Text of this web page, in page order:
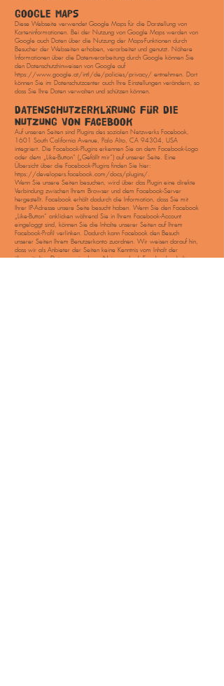
GOOGLE MAPS
Diese Webseite verwendet Google Maps für die Darstellung von
Karteninformationen. Bei der Nutzung von Google Maps werden von
Google auch Daten über die Nutzung der Maps-Funktionen durch
Besucher der Webseiten erhoben, verarbeitet und genutzt. Nähere
Informationen über die Datenverarbeitung durch Google können Sie
den Datenschutzhinweisen von Google auf
https://www.google.at/intl/de/policies/privacy/ entnehmen. Dort
können Sie im Datenschutzcenter auch Ihre Einstellungen verändern, so
dass Sie Ihre Daten verwalten und schützen können.
DATENSCHUTZERKLÄRUNG FÜR DIE
NUTZUNG VON FACEBOOK
Auf unseren Seiten sind Plugins des sozialen Netzwerks Facebook,
1601 South California Avenue, Palo Alto, CA 94304, USA
integriert. Die Facebook-Plugins erkennen Sie an dem Facebook-Logo
oder dem „Like-Button“ („Gefällt mir“) auf unserer Seite. Eine
Übersicht über die Facebook-Plugins finden Sie hier:
https://developers.facebook.com/docs/plugins/.
Wenn Sie unsere Seiten besuchen, wird über das Plugin eine direkte
Verbindung zwischen Ihrem Browser und dem Facebook-Server
hergestellt. Facebook erhält dadurch die Information, dass Sie mit
Ihrer IP-Adresse unsere Seite besucht haben. Wenn Sie den Facebook
„Like-Button“ anklicken während Sie in Ihrem Facebook-Account
eingeloggt sind, können Sie die Inhalte unserer Seiten auf Ihrem
Facebook-Profil verlinken. Dadurch kann Facebook den Besuch
unserer Seiten Ihrem Benutzerkonto zuordnen. Wir weisen darauf hin,
dass wir als Anbieter der Seiten keine Kenntnis vom Inhalt der
übermittelten Daten sowie deren Nutzung durch Facebook erhalten.